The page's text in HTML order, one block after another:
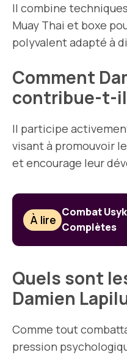
Il combine
Muay Thai et boxe
polyvalent adapté à
Comment
contribue-t-il
Il participe
visant à promouvoir
et encourage leur
À lire
Combat
Complètes
Quels sont
Damien
Comme tout
pression